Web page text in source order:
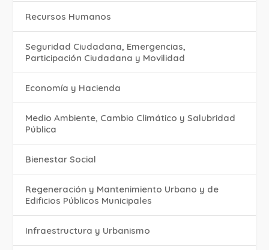
Recursos Humanos
Seguridad Ciudadana, Emergencias,
Participación Ciudadana y Movilidad
Economía y Hacienda
Medio Ambiente, Cambio Climático y Salubridad
Pública
Bienestar Social
Regeneración y Mantenimiento Urbano y de
Edificios Públicos Municipales
Infraestructura y Urbanismo